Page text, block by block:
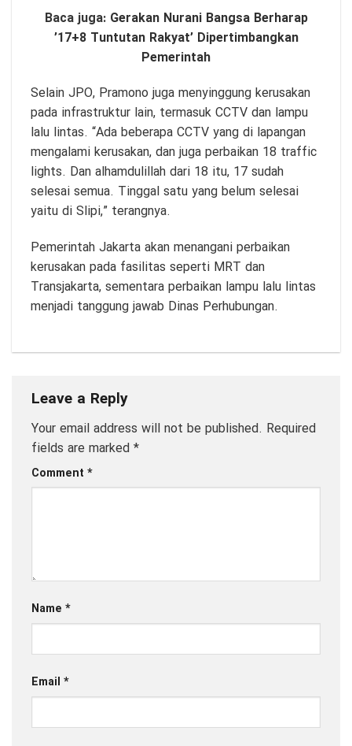
Baca juga: Gerakan Nurani Bangsa Berharap
’17+8 Tuntutan Rakyat’ Dipertimbangkan
Pemerintah
Selain JPO, Pramono juga menyinggung kerusakan
pada infrastruktur lain, termasuk CCTV dan lampu
lalu lintas. “Ada beberapa CCTV yang di lapangan
mengalami kerusakan, dan juga perbaikan 18 traffic
lights. Dan alhamdulillah dari 18 itu, 17 sudah
selesai semua. Tinggal satu yang belum selesai
yaitu di Slipi,” terangnya.
Pemerintah Jakarta akan menangani perbaikan
kerusakan pada fasilitas seperti MRT dan
Transjakarta, sementara perbaikan lampu lalu lintas
menjadi tanggung jawab Dinas Perhubungan.
Leave a Reply
Your email address will not be published. Required
fields are marked *
Comment *
Name *
Email *